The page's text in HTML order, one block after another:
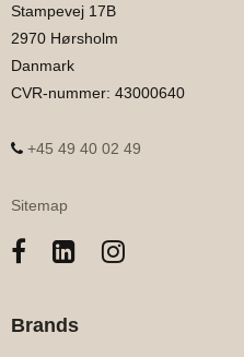
Stampevej 17B
2970 Hørsholm
Danmark
CVR-nummer: 43000640
+45 49 40 02 49
Sitemap
Brands